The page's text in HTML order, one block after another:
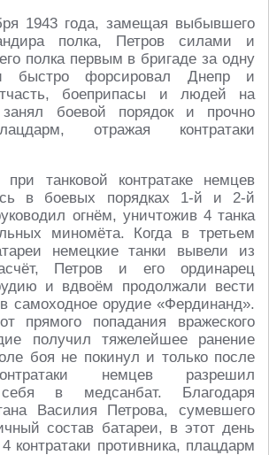
1943 года, замещая выбывшего
полка, Петров силами и
полка первым в бригаде за одну
быстро форсировал Днепр и
боеприпасы и людей на
боевой порядок и прочно
отражая контратаки
танковой контратаке немцев
в боевых порядках 1-й и 2-й
огнём, уничтожив 4 танка
миномёта. Когда в третьем
немецкие танки вывели из
Петров и его ординарец
и вдвоём продолжали вести
самоходное орудие «Фердинанд».
прямого попадания вражеского
получил тяжелейшее ранение
боя не покинул и только после
немцев разрешил
себя в медсанбат. Благодаря
Василия Петрова, сумевшего
состав батареи, в этот день
контратаки противника, плацдарм